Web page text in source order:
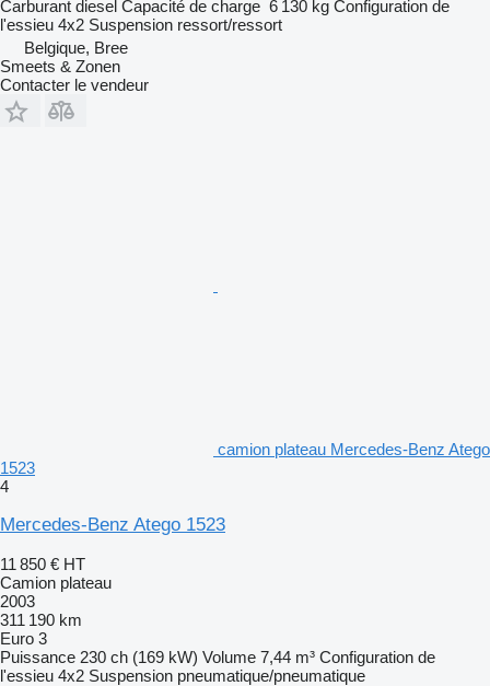
Carburant diesel Capacité de charge 6 130 kg Configuration de
l'essieu 4x2 Suspension ressort/ressort
Belgique, Bree
Smeets & Zonen
Contacter le vendeur
camion plateau Mercedes-Benz Atego
1523
4
Mercedes-Benz Atego 1523
11 850 € HT
Camion plateau
2003
311 190 km
Euro 3
Puissance 230 ch (169 kW) Volume 7,44 m³ Configuration de
l'essieu 4x2 Suspension pneumatique/pneumatique